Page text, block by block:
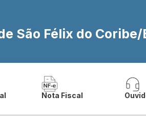
São Félix do Coribe/
Nota Fiscal